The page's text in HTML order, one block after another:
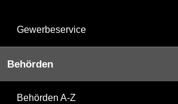
Gewerbeservice
Behörden
Behörden A-Z